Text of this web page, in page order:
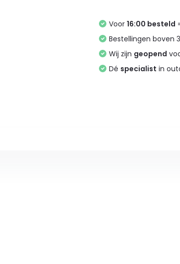
Voor16:00 besteld
Bestellingen boven
Wij zijn geopend
Dé specialist in